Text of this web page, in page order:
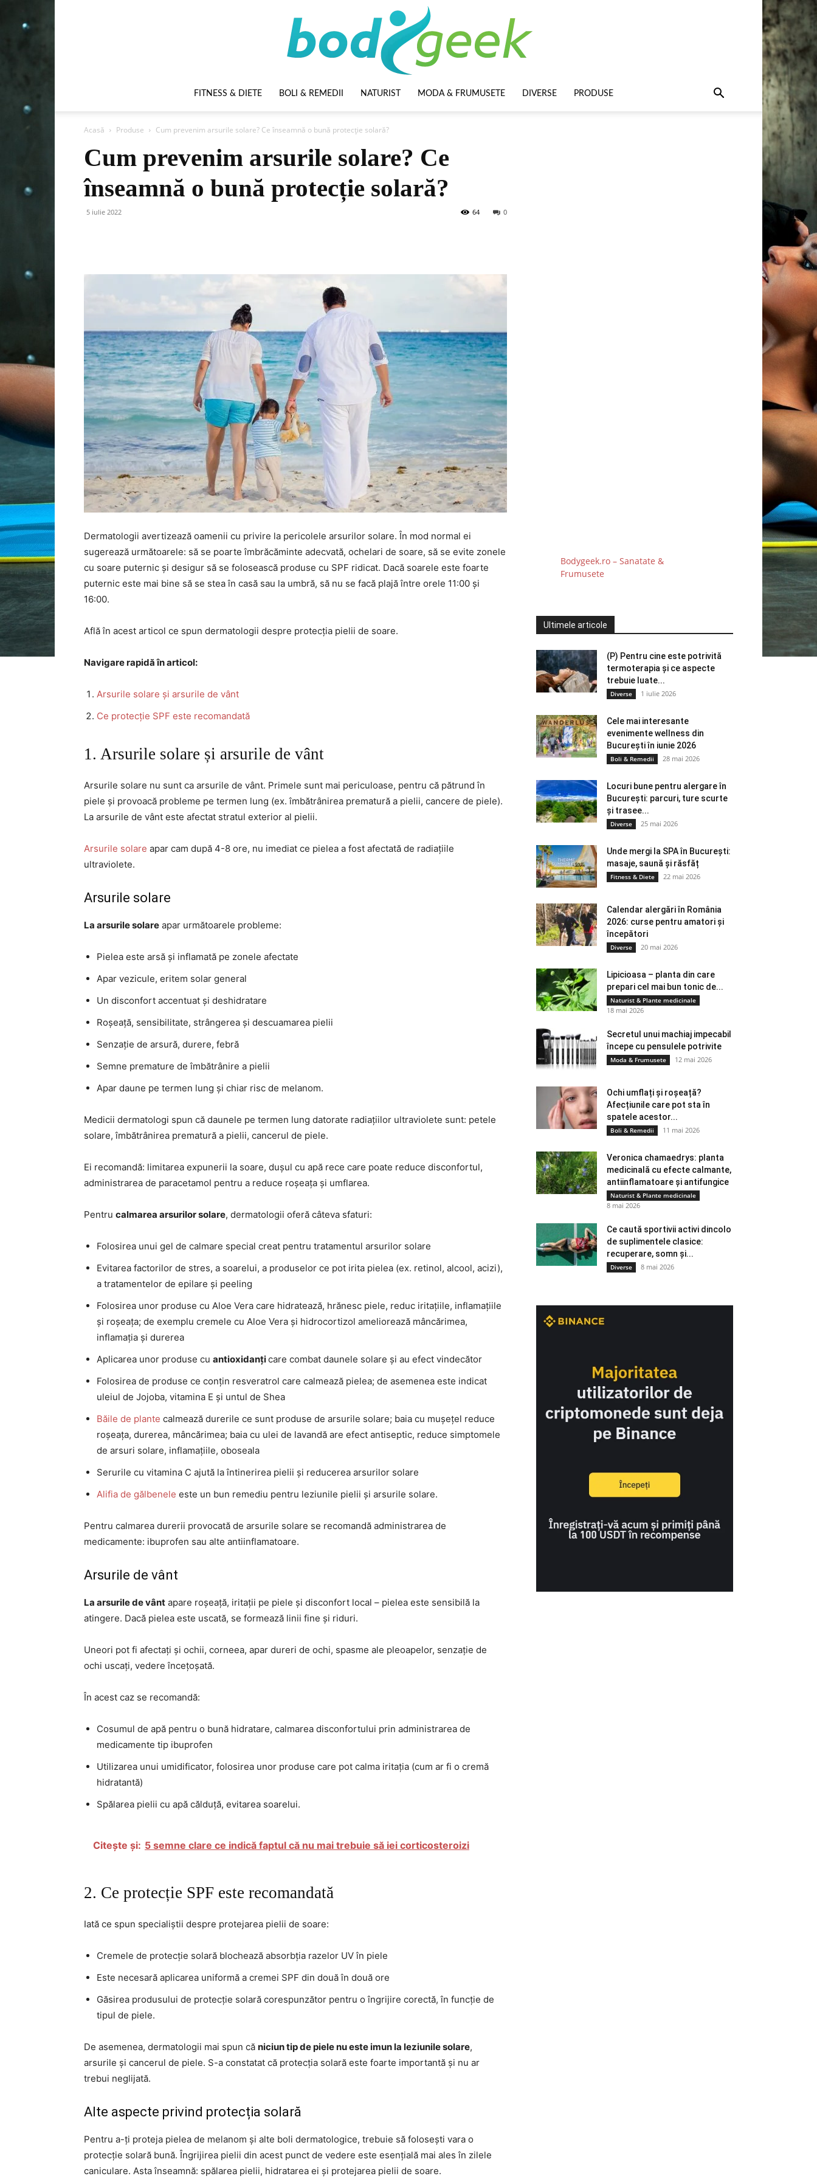
FITNESS & DIETE BOLI & REMEDII NATURIST MODA & FRUMUSETE DIVERSE PRODUSE
Acasă Produse Cum prevenim arsurile solare? Ce înseamnă o bună protecție solară?
Cum prevenim arsurile solare? Ce
înseamnă o bună protecție solară?
5 iulie 2022 0
64
Dermatologii avertizează oamenii cu privire la pericolele arsurilor solare. În mod normal ei
sugerează următoarele: să se poarte îmbrăcăminte adecvată, ochelari de soare, să se evite zonele
cu soare puternic și desigur să se folosească produse cu SPF ridicat. Dacă soarele este foarte
puternic este mai bine să se stea în casă sau la umbră, să nu se facă plajă între orele 11:00 și
16:00.
Află în acest articol ce spun dermatologii despre protecția pielii de soare.
Navigare rapidă în articol:
Arsurile solare și arsurile de vânt
Ce protecție SPF este recomandată
1. Arsurile solare și arsurile de vânt
Arsurile solare nu sunt ca arsurile de vânt. Primele sunt mai periculoase, pentru că pătrund în
piele și provoacă probleme pe termen lung (ex. îmbătrânirea prematură a pielii, cancere de piele).
La arsurile de vânt este afectat stratul exterior al pielii.
Arsurile solare apar cam după 4-8 ore, nu imediat ce pielea a fost afectată de radiațiile
ultraviolete.
Arsurile solare
La arsurile solare apar următoarele probleme:
Pielea este arsă și inflamată pe zonele afectate
Apar vezicule, eritem solar general
Un disconfort accentuat și deshidratare
Roșeață, sensibilitate, strângerea și descuamarea pielii
Senzație de arsură, durere, febră
Semne premature de îmbătrânire a pielii
Apar daune pe termen lung și chiar risc de melanom.
Medicii dermatologi spun că daunele pe termen lung datorate radiațiilor ultraviolete sunt: petele
solare, îmbătrânirea prematură a pielii, cancerul de piele.
Ei recomandă: limitarea expunerii la soare, dușul cu apă rece care poate reduce disconfortul,
administrarea de paracetamol pentru a reduce roșeața și umflarea.
Pentru calmarea arsurilor solare, dermatologii oferă câteva sfaturi:
Folosirea unui gel de calmare special creat pentru tratamentul arsurilor solare
Evitarea factorilor de stres, a soarelui, a produselor ce pot irita pielea (ex. retinol, alcool, acizi),
a tratamentelor de epilare și peeling
Folosirea unor produse cu Aloe Vera care hidratează, hrănesc piele, reduc iritațiile, inflamațiile
și roșeața; de exemplu cremele cu Aloe Vera și hidrocortizol ameliorează mâncărimea,
inflamația și durerea
Aplicarea unor produse cu antioxidanțicare combat daunele solare și au efect vindecător
Folosirea de produse ce conțin resveratrol care calmează pielea; de asemenea este indicat
uleiul de Jojoba, vitamina E și untul de Shea
Băile de plante calmează durerile ce sunt produse de arsurile solare; baia cu mușețel reduce
roșeața, durerea, mâncărimea; baia cu ulei de lavandă are efect antiseptic, reduce simptomele
de arsuri solare, inflamațiile, oboseala
Serurile cu vitamina C ajută la întinerirea pielii și reducerea arsurilor solare
Alifia de gălbenele este un bun remediu pentru leziunile pielii și arsurile solare.
Pentru calmarea durerii provocată de arsurile solare se recomandă administrarea de
medicamente: ibuprofen sau alte antiinflamatoare.
Arsurile de vânt
La arsurile de vânt apare roșeață, iritații pe piele și disconfort local – pielea este sensibilă la
atingere. Dacă pielea este uscată, se formează linii fine și riduri.
Uneori pot fi afectați și ochii, corneea, apar dureri de ochi, spasme ale pleoapelor, senzație de
ochi uscați, vedere încețoșată.
În acest caz se recomandă:
Cosumul de apă pentru o bună hidratare, calmarea disconfortului prin administrarea de
medicamente tip ibuprofen
Utilizarea unui umidificator, folosirea unor produse care pot calma iritația (cum ar fi o cremă
hidratantă)
Spălarea pielii cu apă călduță, evitarea soarelui.
Citește și: 5 semne clare ce indică faptul că nu mai trebuie să iei corticosteroizi
2. Ce protecție SPF este recomandată
Iată ce spun specialiștii despre protejarea pielii de soare:
Cremele de protecție solară blochează absorbția razelor UV în piele
Este necesară aplicarea uniformă a cremei SPF din două în două ore
Găsirea produsului de protecție solară corespunzător pentru o îngrijire corectă, în funcție de
tipul de piele.
De asemenea, dermatologii mai spun că niciun tip de piele nu este imun la leziunile solare,
arsurile și cancerul de piele. S-a constatat că protecția solară este foarte importantă și nu ar
trebui neglijată.
Alte aspecte privind protecția solară
Pentru a-ți proteja pielea de melanom și alte boli dermatologice, trebuie să folosești vara o
protecție solară bună. Îngrijirea pielii din acest punct de vedere este esențială mai ales în zilele
caniculare. Asta înseamnă: spălarea pielii, hidratarea ei și protejarea pielii de soare.
Bodygeek.ro – Sanatate &
Frumusete
Ultimele articole
(P) Pentru cine este potrivită
termoterapia și ce aspecte
trebuie luate...
Diverse 1 iulie 2026
Cele mai interesante
evenimente wellness din
București în iunie 2026
Boli & Remedii 28 mai 2026
Locuri bune pentru alergare în
București: parcuri, ture scurte
și trasee...
Diverse 25 mai 2026
Unde mergi la SPA în București:
masaje, saună și răsfăț
Fitness & Diete 22 mai 2026
Calendar alergări în România
2026: curse pentru amatori și
începători
Diverse 20 mai 2026
Lipicioasa – planta din care
prepari cel mai bun tonic de...
Naturist & Plante medicinale
18 mai 2026
Secretul unui machiaj impecabil
începe cu pensulele potrivite
Moda & Frumusete 12 mai 2026
Ochi umflați și roșeață?
Afecțiunile care pot sta în
spatele acestor...
Boli & Remedii 11 mai 2026
Veronica chamaedrys: planta
medicinală cu efecte calmante,
antiinflamatoare și antifungice
Naturist & Plante medicinale
8 mai 2026
Ce caută sportivii activi dincolo
de suplimentele clasice:
recuperare, somn și...
Diverse 8 mai 2026